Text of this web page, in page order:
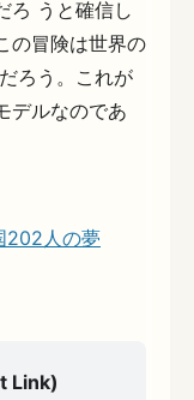
ろ うと確信し
の冒険は世界の
ろう。これが
デルなのであ
202人の夢
Link)